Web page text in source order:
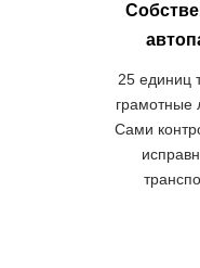
25 единиц
грамотные
Сами